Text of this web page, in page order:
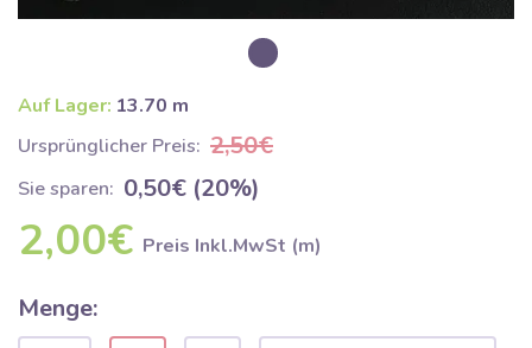
Auf Lager: 13.70 m
Ursprünglicher Preis: 2,50€
Sie sparen: 0,50€ (20%)
2,00€ Preis Inkl.MwSt (m)
Menge: